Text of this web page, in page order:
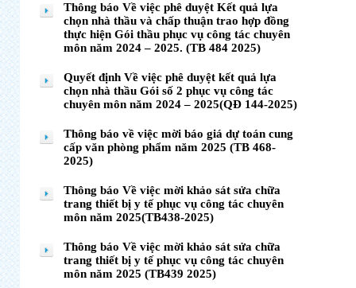
Thông báo Về việc phê duyệt Kết quả lựa
chọn nhà thầu và chấp thuận trao hợp đồng
thực hiện Gói thầu phục vụ công tác chuyên
môn năm 2024 – 2025. (TB 484 2025)
Quyết định Về việc phê duyệt kết quả lựa
chọn nhà thầu Gói số 2 phục vụ công tác
chuyên môn năm 2024 – 2025(QĐ 144-2025)
Thông báo về việc mời báo giá dự toán cung
cấp văn phòng phẩm năm 2025 (TB 468-
2025)
Thông báo Về việc mời khảo sát sửa chữa
trang thiết bị y tế phục vụ công tác chuyên
môn năm 2025(TB438-2025)
Thông báo Về việc mời khảo sát sửa chữa
trang thiết bị y tế phục vụ công tác chuyên
môn năm 2025 (TB439 2025)